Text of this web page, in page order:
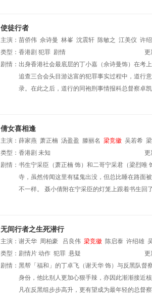
使徒行者
主演： 苗侨伟 佘诗曼 林峯 沈震轩 陈敏之 江美仪 许
生 李冈龙 林伟 何启南 罗乐林
类型： 香港剧 犯罪 剧情
更
剧情： 出身香港社会最底层的丁小嘉（佘诗曼饰）在考
追查三合会头目游达富的犯罪事实过程中，道行
录。在此之后，道行的同袍刑事情报科总督察卓
倩女喜相逢
主演： 薛家燕 萧正楠 汤盈盈 滕丽名 梁竞徽 吴若希
类型： 香港剧 未知
更
剧情： 书生宁采臣（萧正楠 饰）和二哥宁采君（梁烈唯
寺，虽然传闻这里有猛鬼出没，但总比睡在路面
不一样。 聂小倩附在宁采臣的灯笼上跟着书生
无间行者之生死潜行
主演： 谢天华 周柏豪 吕良伟 梁竞徽 陈启泰 许绍雄
类型： 剧情片 动作 犯罪 悬疑
更
剧情： 黑帮「福和」的丁卓飞（谢天华 饰）与反黑队督
身份，他比别人更加心狠手辣，亦因此渐渐接近
凡在反黑组步步高升，更有望成为最年轻的总督